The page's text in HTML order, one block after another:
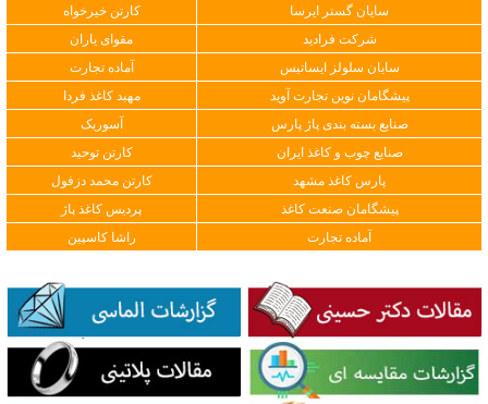
سایان گستر ایرسا
کارتن خیرخواه
شرکت فرادید
مقوای یاران
سایان سلولز ایساتیس
آماده تجارت
پیشگامان نوین تجارت آوید
مهبد کاغذ فردا
صنایع بسته بندی پاژ پارس
آسوریک
صنایع چوب و کاغذ ایران
کارتن توحید
پارس کاغذ مشهد
کارتن محمد دزفول
پیشگامان صنعت کاغذ
پردیس کاغذ پاژ
آماده تجارت
راشا کاسپین